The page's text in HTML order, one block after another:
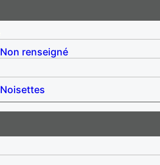
Non renseigné
Noisettes